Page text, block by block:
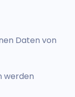
Daten von
werden